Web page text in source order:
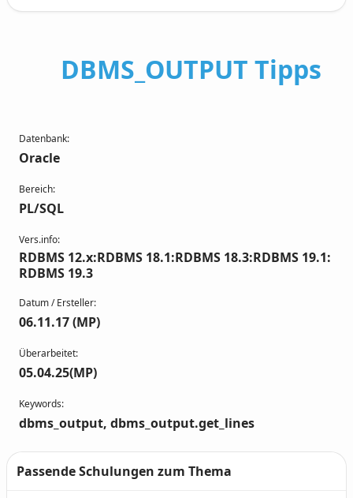
DBMS_OUTPUT Tipps
Datenbank:
Oracle
Bereich:
PL/SQL
Vers.info:
RDBMS 12.x:RDBMS 18.1:RDBMS 18.3:RDBMS 19.1:
RDBMS 19.3
Datum / Ersteller:
06.11.17 (MP)
Überarbeitet:
05.04.25(MP)
Keywords:
dbms_output, dbms_output.get_lines
Passende Schulungen zum Thema